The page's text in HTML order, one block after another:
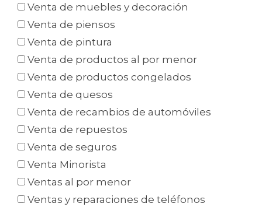
Venta de muebles y decoración
Venta de piensos
Venta de pintura
Venta de productos al por menor
Venta de productos congelados
Venta de quesos
Venta de recambios de automóviles
Venta de repuestos
Venta de seguros
Venta Minorista
Ventas al por menor
Ventas y reparaciones de teléfonos